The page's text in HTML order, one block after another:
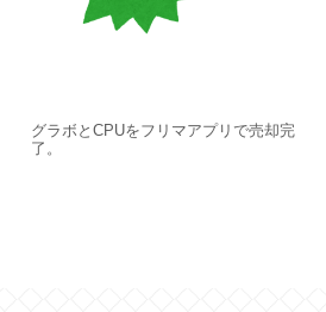
グラボとCPUをフリマアプリで売却完
了。